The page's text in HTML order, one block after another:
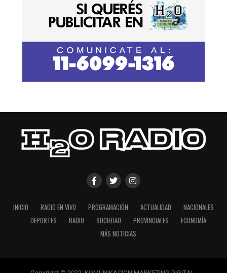
INICIO RADIO EN VIVO PROGRAMACIÓN ACTUALIDAD
NACIONALES
DEPORTES
RADIO SOCIEDAD PROVINCIALES
ECONOMÍA
MÁS NOTICIAS